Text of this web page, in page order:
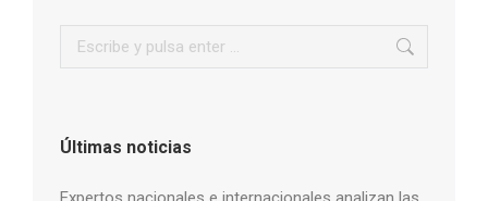
Buscar:
Últimas noticias